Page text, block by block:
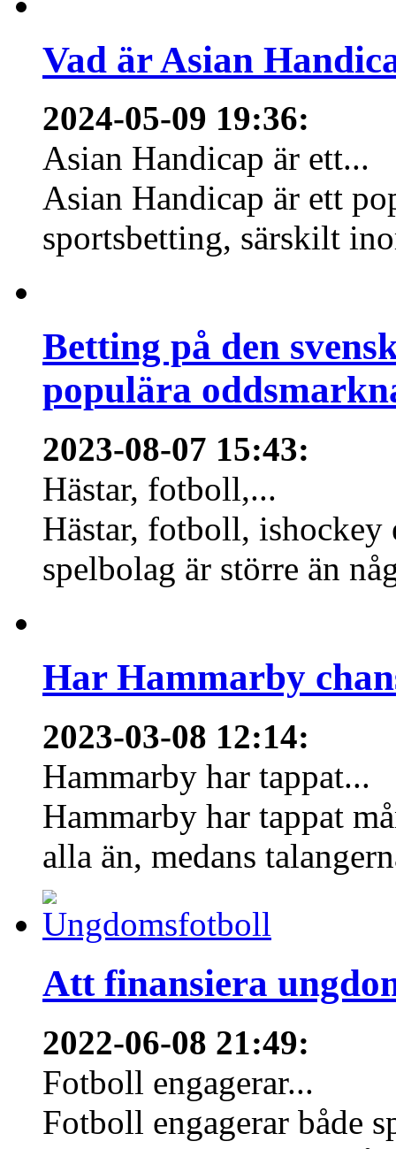
Vad är Asian
2024-05-09 19:36:
Asian Handicap är ett...
Asian Handicap är ett
sportsbetting, särskilt
Betting på den
populära
2023-08-07 15:43:
Hästar, fotboll,...
Hästar, fotboll,
spelbolag är större än
Har Hammarby
2023-03-08 12:14:
Hammarby har tappat...
Hammarby har tappat
alla än, medans
Att finansiera
2022-06-08 21:49:
Fotboll engagerar...
Fotboll engagerar både